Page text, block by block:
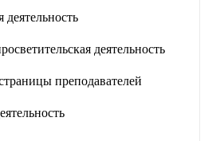
деятельность
преподавателей